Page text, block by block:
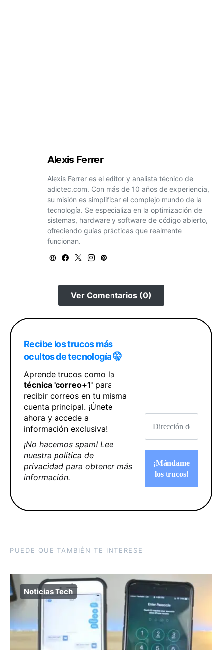
Alexis Ferrer
Alexis Ferrer es el editor y analista técnico de
adictec.com. Con más de 10 años de experiencia,
su misión es simplificar el complejo mundo de la
tecnología. Se especializa en la optimización de
sistemas, hardware y software de código abierto,
ofreciendo guías prácticas que realmente
funcionan.
Ver Comentarios (0)
Recibe los trucos más
ocultos de tecnología 🤫
Aprende trucos como la
técnica 'correo+1' para
recibir correos en tu misma
cuenta principal. ¡Únete
ahora y accede a
información exclusiva!
¡No hacemos spam! Lee
nuestra política de
privacidad para obtener más
información.
PUEDE QUE TAMBIÉN TE INTERESE
Noticias Tech